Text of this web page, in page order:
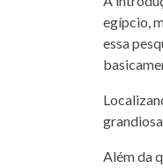
egípcio,
essa
Além da